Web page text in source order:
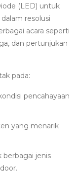
(LED) untuk
resolusi
acara seperti
dan pertunjukan
pada:
pencahayaan
yang menarik
berbagai jenis